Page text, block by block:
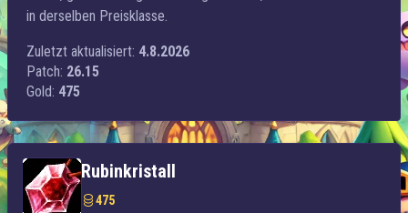
in derselben Preisklasse.
Zuletzt aktualisiert: 4.8.2026
Patch: 26.15
Gold: 475
Rubinkristall
475